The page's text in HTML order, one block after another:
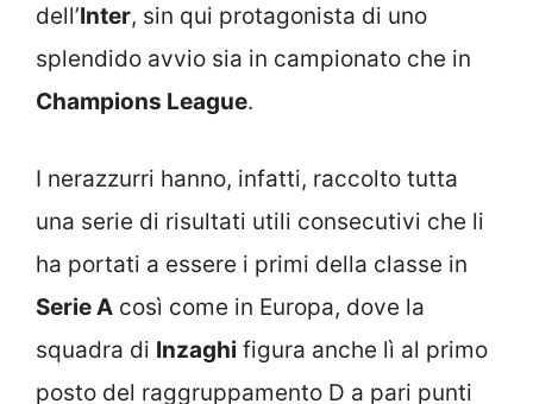
dell’Inter, sin qui protagonista di uno
splendido avvio sia in campionato che in
Champions League.
I nerazzurri hanno, infatti, raccolto tutta
una serie di risultati utili consecutivi che li
ha portati a essere i primi della classe in
Serie A così come in Europa, dove la
squadra di Inzaghi figura anche lì al primo
posto del raggruppamento D a pari punti